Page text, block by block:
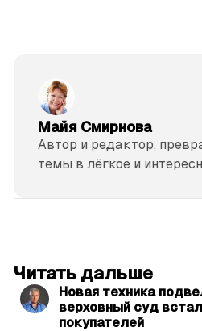
Майя Смирнова
Автор и редактор,
темы в лёгкое и
Читать дальше
Новая техника
верховный суд
покупателей